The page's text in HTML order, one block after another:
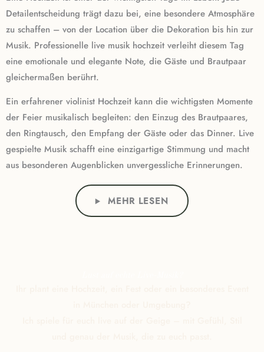
Detailentscheidung trägt dazu bei, eine besondere Atmosphäre
zu schaffen – von der Location über die Dekoration bis hin zur
Musik. Professionelle live musik hochzeit verleiht diesem Tag
eine emotionale und elegante Note, die Gäste und Brautpaar
gleichermaßen berührt.
Ein erfahrener violinist Hochzeit kann die wichtigsten Momente
der Feier musikalisch begleiten: den Einzug des Brautpaares,
den Ringtausch, den Empfang der Gäste oder das Dinner. Live
gespielte Musik schafft eine einzigartige Stimmung und macht
aus besonderen Augenblicken unvergessliche Erinnerungen.
MEHR LESEN